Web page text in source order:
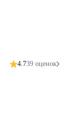
4.739 оценок